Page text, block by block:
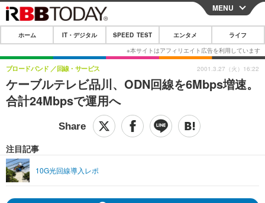
CLOSE
ホーム
IT・デジタル
IT・デジタルTOP スマートフォン
ネタ
その他
SPEED TEST
映画・ドラマ
ライフTOP
リリース一覧
MENU
ホーム IT・デジタル SPEED TEST エンタメ ライフ
ケーブルテレビ品川、ODN回線を6Mbps増速。
合計24Mbpsで運用へ
ブロードバンド 回線・サービス
注目記事
10G光回線導入レポ
2001.3.27（火）16:22